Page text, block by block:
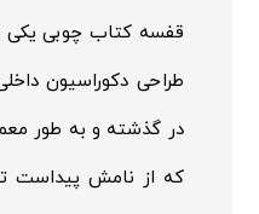
قفسه کتاب چوبی یکی
طراحی دکوراسیون
در گذشته و به طور
که از نامش پیداست